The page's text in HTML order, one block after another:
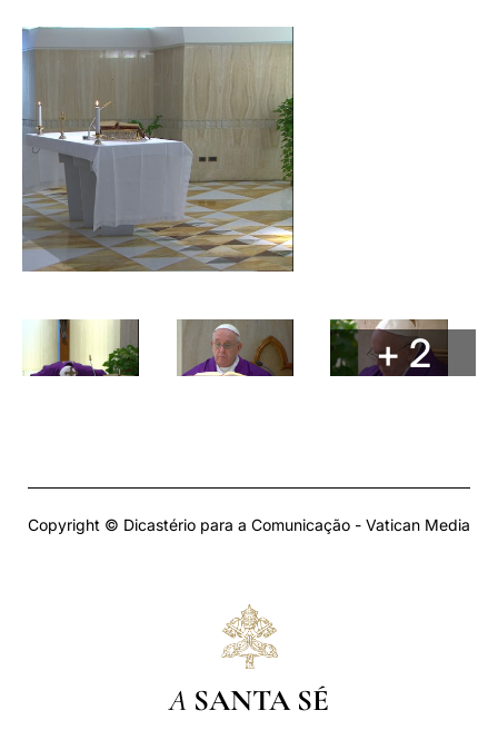
+ 2
Copyright © Dicastério para a Comunicação - Vatican Media
A SANTA SÉ